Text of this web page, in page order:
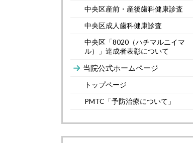
中央区産前・産後歯科健康診査
中央区成人歯科健康診査
中央区「8020（ハチマルニイマ
ル）」達成者表彰について
当院公式ホームページ
トップページ
PMTC「予防治療について」